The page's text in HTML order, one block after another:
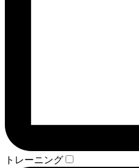
トレーニング